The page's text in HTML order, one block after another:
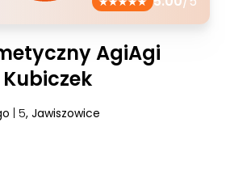
AgiAgi
| 5, Jawiszowice